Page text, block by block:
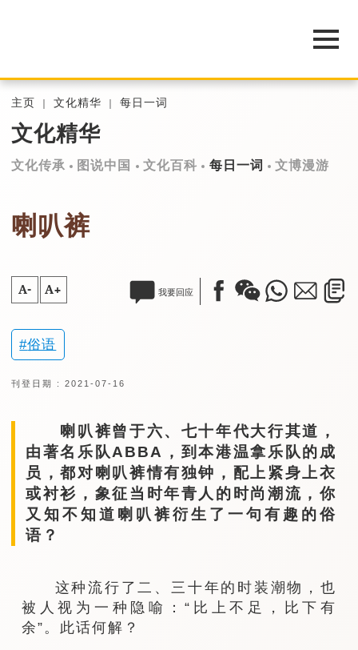
主页 文化精华 每日一词
文化精华
文化传承 图说中国 文化百科 每日一词 文博漫游
喇叭裤
A- A+ 我要回应
俗语
刊登日期 : 2021-07-16
喇叭裤曾于六、七十年代大行其道，
由著名乐队ABBA，到本港温拿乐队的成
员，都对喇叭裤情有独钟，配上紧身上衣
或衬衫，象征当时年青人的时尚潮流，你
又知不知道喇叭裤衍生了一句有趣的俗
语？
这种流行了二、三十年的时装潮物，也
被人视为一种隐喻：“比上不足，比下有
余”。此话何解？